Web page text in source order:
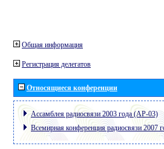
Общая информация
Регистрация делегатов
Относящиеся конференции
Ассамблея радиосвязи 2003 года (АР-03)
Всемирная конференция радиосвязи 2007